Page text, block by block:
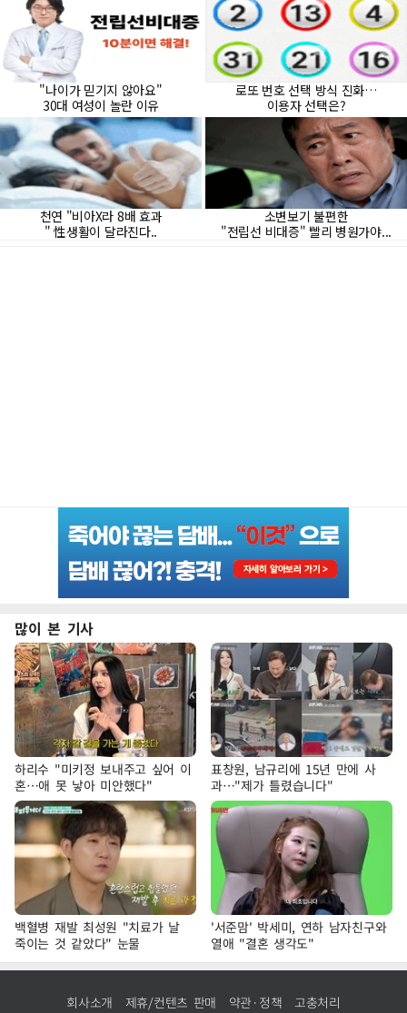
많이 본 기사
하리수 "미키정 보내주고 싶어 이
혼…애 못 낳아 미안했다"
표창원, 남규리에 15년 만에 사
과…"제가 틀렸습니다"
백혈병 재발 최성원 "치료가 날
죽이는 것 같았다" 눈물
'서준맘' 박세미, 연하 남자친구와
열애 "결혼 생각도"
회사소개 제휴/컨텐츠 판매 약관·정책 고충처리